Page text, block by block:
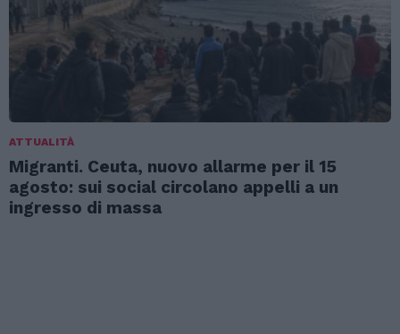
ATTUALITÀ
Migranti. Ceuta, nuovo allarme per il 15
agosto: sui social circolano appelli a un
ingresso di massa